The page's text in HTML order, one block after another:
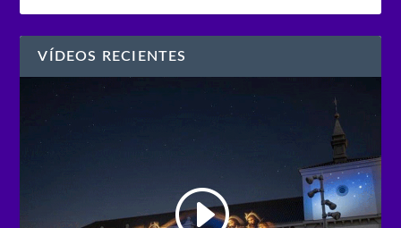
VÍDEOS RECIENTES